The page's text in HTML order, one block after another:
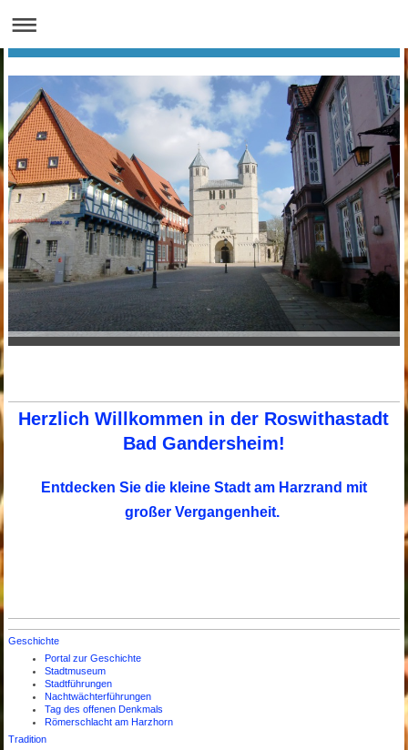
Herzlich Willkommen in der Roswithastadt
Bad Gandersheim!
Entdecken Sie die kleine Stadt am Harzrand mit
großer Vergangenheit.
Geschichte
Portal zur Geschichte
Stadtmuseum
Stadtführungen
Nachtwächterführungen
Tag des offenen Denkmals
Römerschlacht am Harzhorn
Tradition